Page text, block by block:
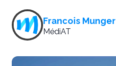
Francois Munger
MédiAT